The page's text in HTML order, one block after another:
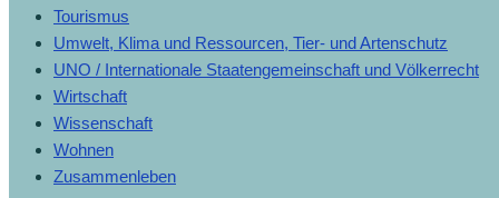
Tourismus
Umwelt, Klima und Ressourcen, Tier- und Artenschutz
UNO / Internationale Staatengemeinschaft und Völkerrecht
Wirtschaft
Wissenschaft
Wohnen
Zusammenleben